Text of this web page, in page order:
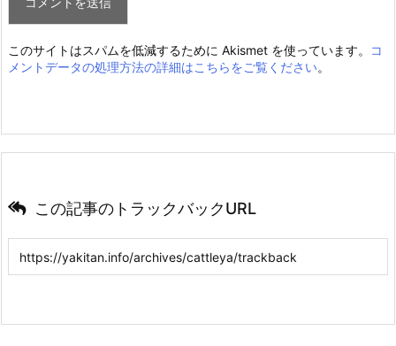
このサイトはスパムを低減するために Akismet を使っています。
コ
メントデータの処理方法の詳細はこちらをご覧ください。
この記事のトラックバックURL